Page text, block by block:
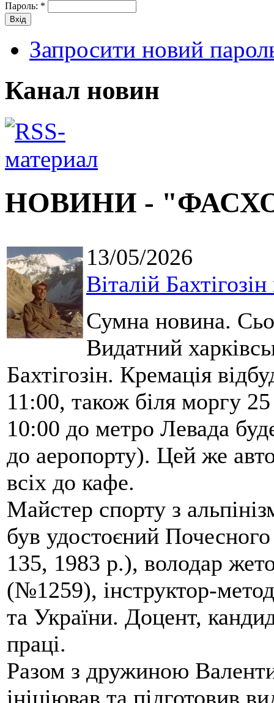
Пароль: *
Запросити новий
Канал новин
НОВИНИ -
13/05/2026
Віталій
Сумна новина.
Видатний
Бахтігозін. Кремація
11:00, також біля моргу
10:00 до метро Левада
до аеропорту). Цей же
всіх до кафе.
Майстер спорту з
був удостоєний
135, 1983 р.), володар
(№1259), інструктор-
та України. Доцент,
праці.
Разом з дружиною
ініціював та підготовив